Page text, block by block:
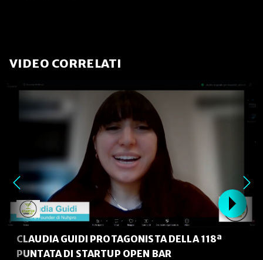
VIDEO CORRELATI
CLAUDIA GUIDI PROTAGONISTA DELLA 118ª
PUNTATA DI STARTUP OPEN BAR